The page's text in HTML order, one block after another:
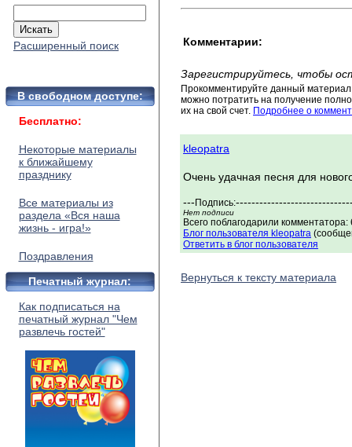
Расширенный поиск
В свободном доступе:
Бесплатно:
Некоторые материалы
к ближайшему
празднику
Все материалы из
раздела «Вся наша
жизнь - игра!»
Поздравления
Печатный журнал:
Как подписаться на
печатный журнал "Чем
развлечь гостей"
Комментарии:
Зарегистрируйтесь, чтобы
Прокомментируйте данный
можно потратить на получение
их на свой счет. Подробнее о
kleopatra
Очень удачная песня для
--- Подпись:
Нет подписи
Всего поблагодарили
Блог пользователя kleopatra
Ответить в блог пользователя
Вернуться к тексту материала